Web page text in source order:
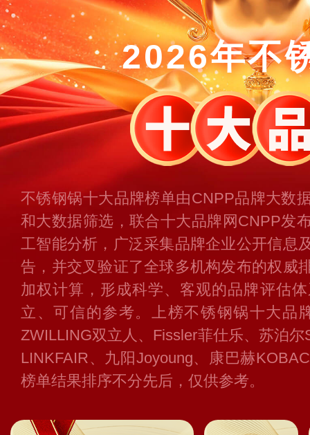
2026年不
不锈钢锅十大品牌榜单由CNPP品牌大数
和大数据筛选，联合十大品牌网CNPP发
工智能分析，广泛采集品牌企业公开信息
告，并交叉验证了全球多机构发布的权威
加权计算，形成科学、客观的品牌评估
立、可信的参考。上榜不锈钢锅十大品
ZWILLING双立人、Fissler菲仕乐、苏泊
LINKFAIR、九阳Joyoung、康巴赫
榜单结果排序不分先后，仅供参考。